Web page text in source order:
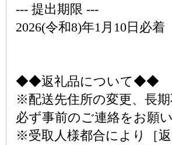
--- 提出期限 ---
2026(令和8)年1月10日必着
◆◆返礼品について◆◆
※配送先住所の変更、長
必ず事前のご連絡をお願
※受取人様都合により［返